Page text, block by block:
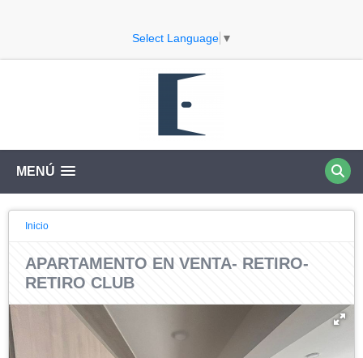
Select Language ▼
MENÚ
Inicio
APARTAMENTO EN VENTA- RETIRO-
RETIRO CLUB